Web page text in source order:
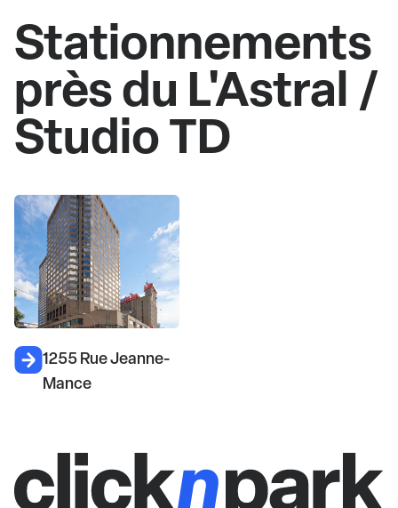
Stationnements
près du L'Astral /
Studio TD
1255 Rue Jeanne-
Mance